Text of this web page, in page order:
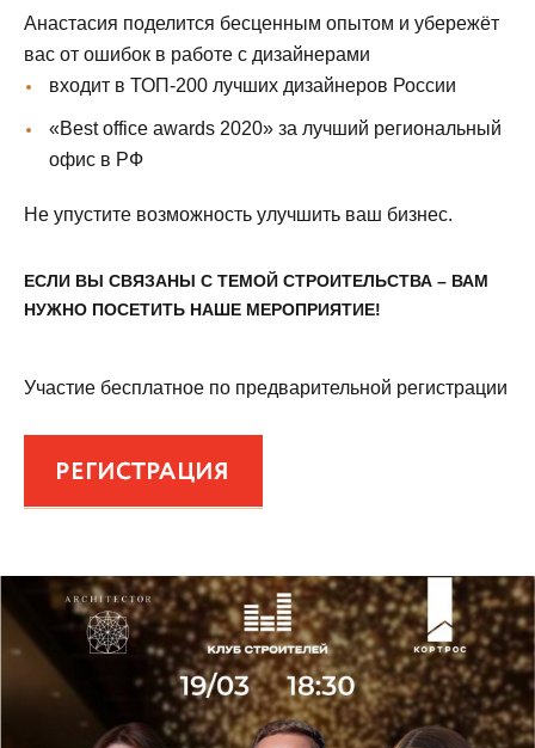
Анастасия поделится бесценным опытом и убережёт
вас от ошибок в работе с дизайнерами
входит в ТОП-200 лучших дизайнеров России
«Best office awards 2020» за лучший региональный
офис в РФ
Не упустите возможность улучшить ваш бизнес.
ЕСЛИ ВЫ СВЯЗАНЫ С ТЕМОЙ СТРОИТЕЛЬСТВА – ВАМ
НУЖНО ПОСЕТИТЬ НАШЕ МЕРОПРИЯТИЕ!
Участие бесплатное по предварительной регистрации